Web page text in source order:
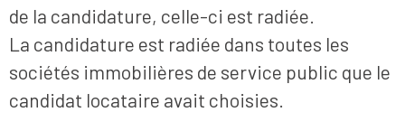
de la candidature, celle-ci est radiée.
La candidature est radiée dans toutes les
sociétés immobilières de service public que le
candidat locataire avait choisies.